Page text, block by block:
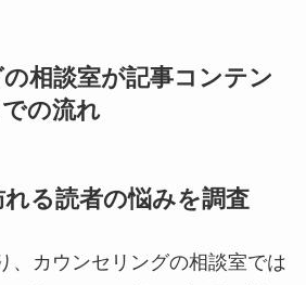
相談室が記事コンテン
の流れ
る読者の悩みを調査
、カウンセリングの相談室では